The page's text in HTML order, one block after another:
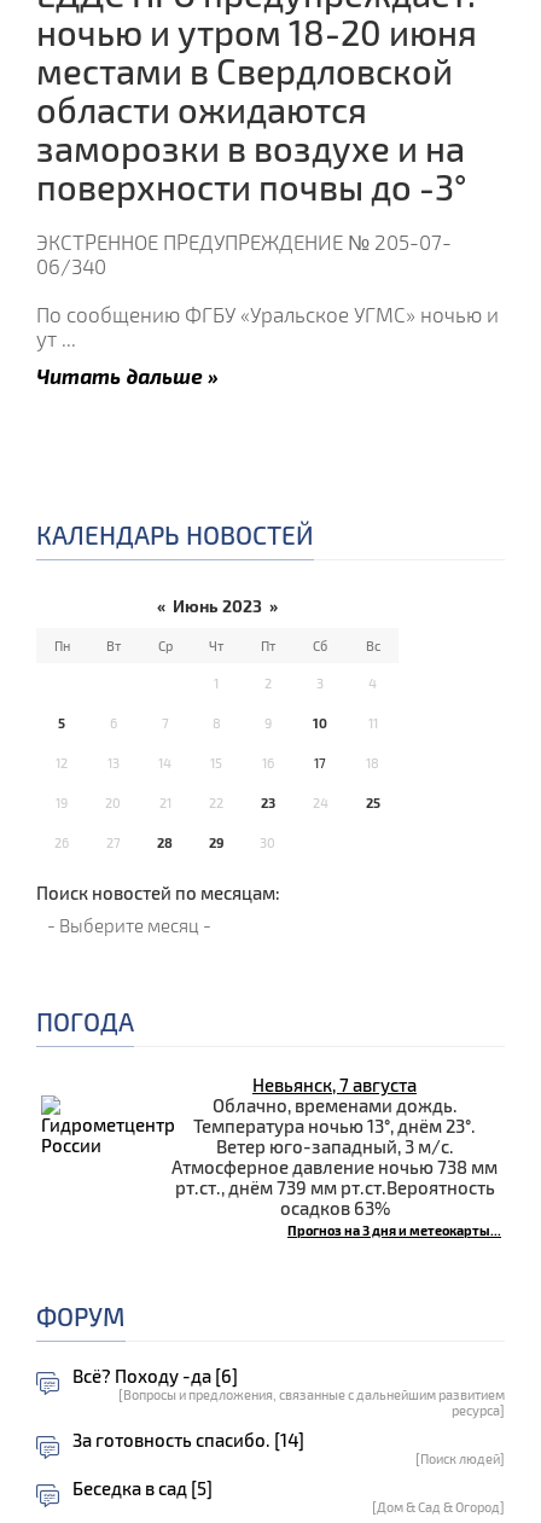
ночью и утром 18-20 июня
местами в Свердловской
области ожидаются
заморозки в воздухе и на
поверхности почвы до -3°
ЭКСТРЕННОЕ ПРЕДУПРЕЖДЕНИЕ № 205-07-
06/340
По сообщению ФГБУ «Уральское УГМС» ночью и
ут ...
Читать дальше »
КАЛЕНДАРЬ НОВОСТЕЙ
« Июнь 2023 »
Пн Вт Ср Чт Пт Сб Вс
1 2 3 4
5 6 7 8 9 10 11
12 13 14 15 16 17 18
19 20 21 22 23 24 25
26 27 28 29 30
Поиск новостей по месяцам:
ПОГОДА
Невьянск, 7 августа
Облачно, временами дождь.
Температура ночью 13°, днём 23°.
Ветер юго-западный, 3 м/с.
Атмосферное давление ночью 738 мм
рт.ст., днём 739 мм рт.ст.Вероятность
осадков 63%
Прогноз на 3 дня и метеокарты...
ФОРУМ
Всё? Походу -да [6]
[Вопросы и предложения, связанные с дальнейшим развитием
ресурса]
За готовность спасибо. [14]
[Поиск людей]
Беседка в сад [5]
[Дом & Сад & Огород]